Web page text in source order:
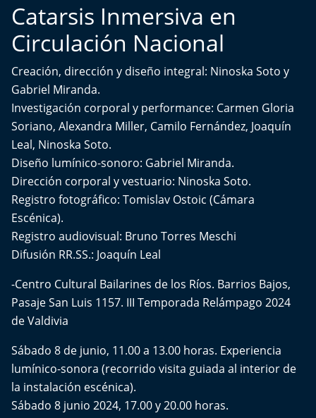
Catarsis Inmersiva en
Circulación Nacional
Creación, dirección y diseño integral: Ninoska Soto y
Gabriel Miranda.
Investigación corporal y performance: Carmen Gloria
Soriano, Alexandra Miller, Camilo Fernández, Joaquín
Leal, Ninoska Soto.
Diseño lumínico-sonoro: Gabriel Miranda.
Dirección corporal y vestuario: Ninoska Soto.
Registro fotográfico: Tomislav Ostoic (Cámara
Escénica).
Registro audiovisual: Bruno Torres Meschi
Difusión RR.SS.: Joaquín Leal
-Centro Cultural Bailarines de los Ríos. Barrios Bajos,
Pasaje San Luis 1157. III Temporada Relámpago 2024
de Valdivia
Sábado 8 de junio, 11.00 a 13.00 horas. Experiencia
lumínico-sonora (recorrido visita guiada al interior de
la instalación escénica).
Sábado 8 junio 2024, 17.00 y 20.00 horas.